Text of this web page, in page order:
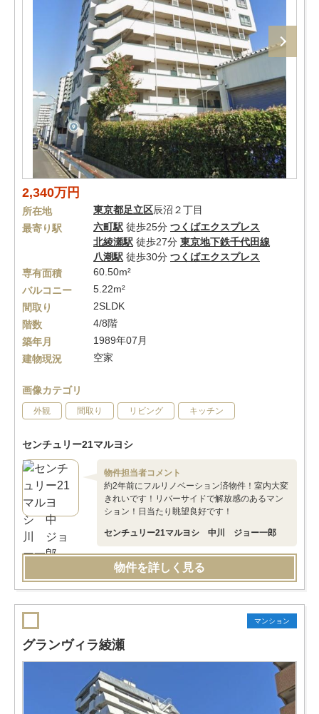
2,340万円
所在地 東京都足立区辰沼２丁目
最寄り駅
六町駅 徒歩25分 つくばエクスプレス
北綾瀬駅 徒歩27分 東京地下鉄千代田線
八潮駅 徒歩30分 つくばエクスプレス
専有面積
60.50m²
バルコニー
5.22m²
間取り
2SLDK
階数
4/8階
築年月
1989年07月
建物現況
空家
画像カテゴリ
外観 間取り リビング キッチン
センチュリー21マルヨシ
物件担当者コメント
約2年前にフルリノベーション済物件！室内大変
きれいです！リバーサイドで解放感のあるマン
ション！日当たり眺望良好です！
センチュリー21マルヨシ 中川 ジョー一郎
物件を詳しく見る
マンション
グランヴィラ綾瀬